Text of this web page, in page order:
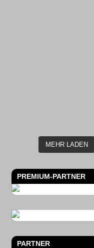
MEHR LADEN
PREMIUM-PARTNER
PARTNER